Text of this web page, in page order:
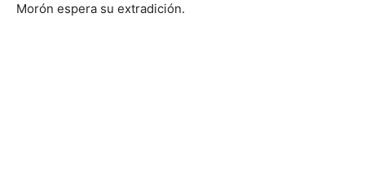
Morón espera su extradición.